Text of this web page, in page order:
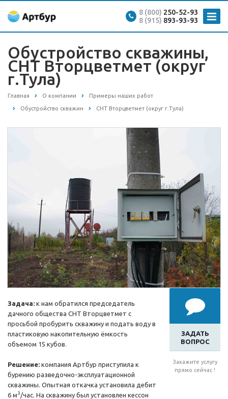
8 (800) 250-52-93
8 (915) 893-93-93
Обустройство скважины,
СНТ Вторцветмет (округ
г.Тула)
Главная О компании Примеры наших работ
Обустройство скважин СНТ Вторцветмет (округ г.Тула)
ЗАДАТЬ
ВОПРОС
Закажите услугу
прямо сейчас !
Задача: к нам обратился председатель
дачного общества СНТ Вторцветмет с
просьбой пробурить скважину и подать воду в
пластиковую накопительную ёмкость
объемом 15 кубов.
Решение: компания Артбур приступила к
бурению разведочно-эксплуатационной
скважины. Опытная откачка установила дебит
6 м3/час. На скважину был установлен кессон